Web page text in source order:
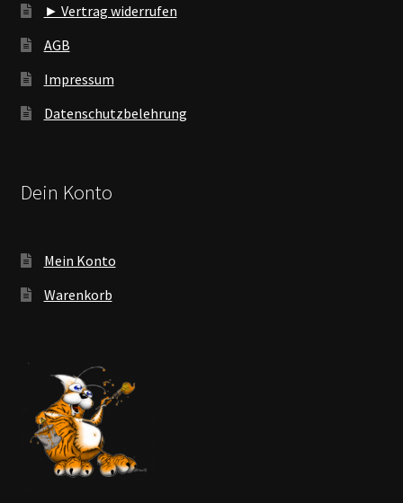
► Vertrag widerrufen
AGB
Impressum
Datenschutzbelehrung
Dein Konto
Mein Konto
Warenkorb